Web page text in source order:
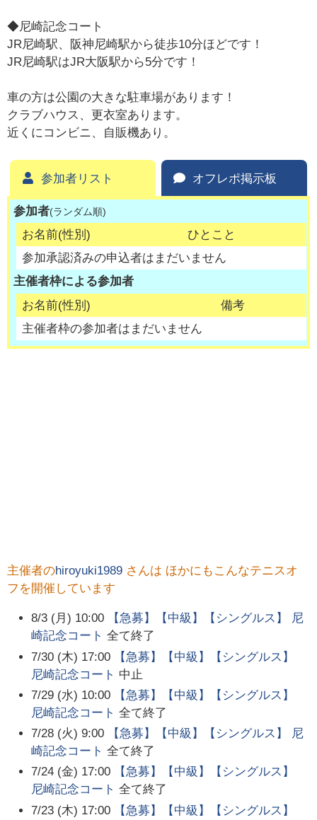
◆尼崎記念コート
JR尼崎駅、阪神尼崎駅から徒歩10分ほどです！
JR尼崎駅はJR大阪駅から5分です！
車の方は公園の大きな駐車場があります！
クラブハウス、更衣室あります。
近くにコンビニ、自販機あり。
参加者リスト オフレポ掲示板
参加者(ランダム順)
お名前(性別)
ひとこと
参加承認済みの申込者はまだいません
主催者枠による参加者
お名前(性別)
備考
主催者枠の参加者はまだいません
主催者のhiroyuki1989 さんは ほかにもこんなテニスオ
フを開催しています
8/3 (月) 10:00
【急募】【中級】【シングルス】 尼
崎記念コート 全て終了
7/30 (木) 17:00
【急募】【中級】【シングルス】
尼崎記念コート 中止
7/29 (水) 10:00
【急募】【中級】【シングルス】
尼崎記念コート 全て終了
7/28 (火) 9:00
【急募】【中級】【シングルス】 尼
崎記念コート 全て終了
7/24 (金) 17:00
【急募】【中級】【シングルス】
尼崎記念コート 全て終了
7/23 (木) 17:00
【急募】【中級】【シングルス】